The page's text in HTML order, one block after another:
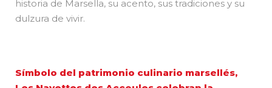
historia de Marsella, su acento, sus tradiciones y su
dulzura de vivir.
Símbolo del patrimonio culinario marsellés,